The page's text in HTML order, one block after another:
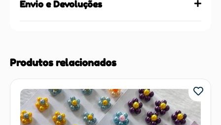
Envio e Devoluções
Produtos relacionados